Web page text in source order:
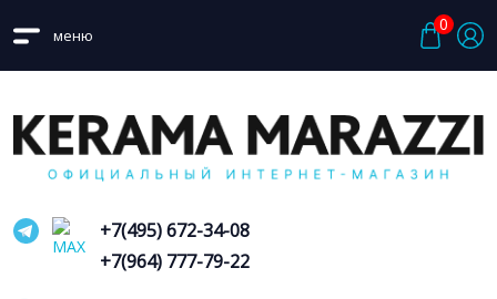
меню
0
+7(495) 672-34-08
+7(964) 777-79-22